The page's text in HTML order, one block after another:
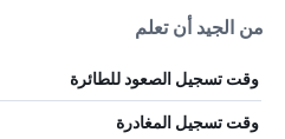
من الجيد أن تعلم
وقت تسجيل الصعود للطائرة
وقت تسجيل المغادرة